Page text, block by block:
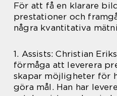
För att få en klarare
prestationer och
några kvantitativa
1. Assists: Christian
förmåga att leverera
skapar möjligheter för
göra mål. Han har